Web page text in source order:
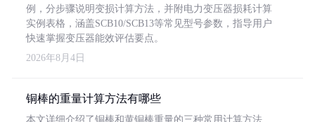
例，分步骤说明变损计算方法，并附电力变压器损耗计算
实例表格，涵盖SCB10/SCB13等常见型号参数，指导用户
快速掌握变压器能效评估要点。
2026年8月4日
铜棒的重量计算方法有哪些
本文详细介绍了铜棒和黄铜棒重量的三种常用计算方法